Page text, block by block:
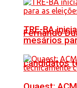
Fernando
candidatos
TRE-BA
mesários